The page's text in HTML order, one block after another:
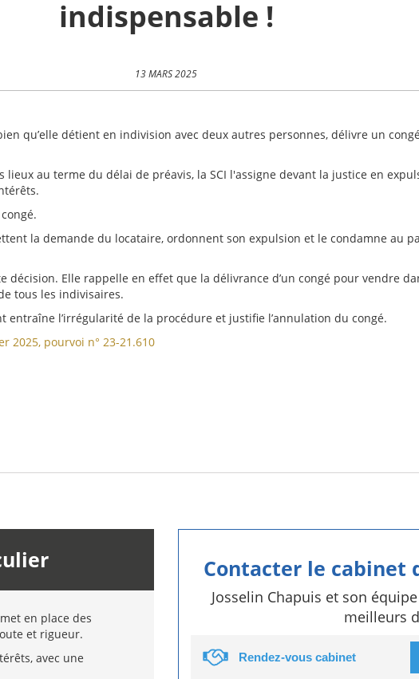
indispensable !
13 MARS 2025
qu’elle détient en indivision avec deux autres personnes, délivre un
au terme du délai de préavis, la SCI l'assigne devant la justice en
la demande du locataire, ordonnent son expulsion et le condamne au
décision. Elle rappelle en effet que la délivrance d’un congé pour vendre
tous les indivisaires.
entraîne l’irrégularité de la procédure et justifie l’annulation du congé.
2025, pourvoi n° 23-21.610
en place des
et rigueur.
avec une
Contacter le cabinet
Josselin Chapuis et son
meilleurs
Rendez-vous cabinet